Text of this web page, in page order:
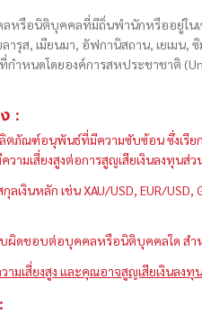
คลหรือนิติบุคคลที่มีถิ่นพำนักหรืออยู่ใ
ารุส, เมียนมา, อัฟกานิสถาน, เยเมน
ำหนดโดยองค์การสหประชาชาติ
:
ลิตภัณฑ์อนุพันธ์ที่มีความซับซ้อน ซึ่งเรี
ามเสี่ยงสูงต่อการสูญเสียเงินลงทุน
เงินหลัก เช่น XAU/USD, EUR/USD,
รับผิดชอบต่อบุคคลหรือนิติบุคคลใด ส
มเสี่ยงสูง และคุณอาจสูญเสียเงินลง